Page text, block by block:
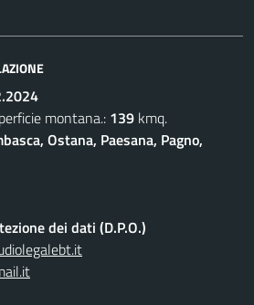
montana.: 139 kmq.
Ostana, Paesana, Pagno,
dei dati (D.P.O.)